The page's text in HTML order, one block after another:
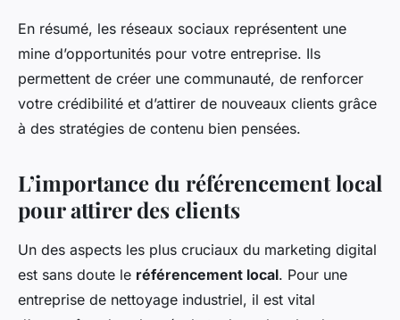
En résumé, les réseaux sociaux représentent une
mine d’opportunités pour votre entreprise. Ils
permettent de créer une communauté, de renforcer
votre crédibilité et d’attirer de nouveaux clients grâce
à des stratégies de contenu bien pensées.
L’importance du référencement local
pour attirer des clients
Un des aspects les plus cruciaux du marketing digital
est sans doute le référencement local. Pour une
entreprise de nettoyage industriel, il est vital